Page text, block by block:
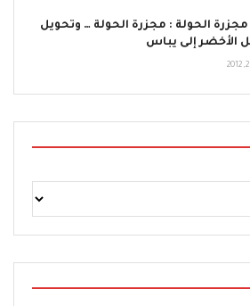
مجزرة الحولة : مجزرة الحولة … وتحويل
الأخضر إلى يباس